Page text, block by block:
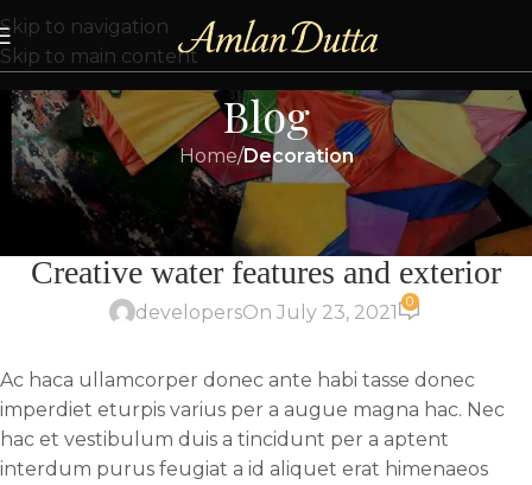
Skip to navigation
Skip to main content
Blog
Home/Decoration
DECORATION
Creative water features and exterior
developersOn July 23, 2021 0
Ac haca ullamcorper donec ante habi tasse donec
imperdiet eturpis varius per a augue magna hac. Nec
hac et vestibulum duis a tincidunt per a aptent
interdum purus feugiat a id aliquet erat himenaeos